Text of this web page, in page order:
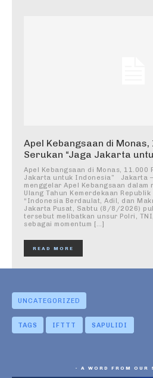
Apel Kebangsaan di
Serukan “Jaga Jakarta
Apel Kebangsaan di Monas, 11.000
Jakarta untuk Indonesia” Jakarta
menggelar Apel Kebangsaan dalam
Ulang Tahun Kemerdekaan
“Indonesia Berdaulat, Adil, dan
Jakarta Pusat, Sabtu (8/8/2026)
tersebut melibatkan unsur Polri,
sebagai momentum […]
READ MORE
UNCATEGORIZED
TAGS IFTTT SAPULIDI
- A WORD FROM OUR